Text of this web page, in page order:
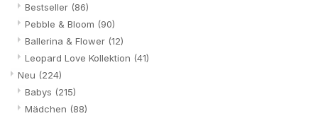
Bestseller (86)
Pebble & Bloom (90)
Ballerina & Flower (12)
Leopard Love Kollektion (41)
Neu (224)
Babys (215)
Mädchen (88)